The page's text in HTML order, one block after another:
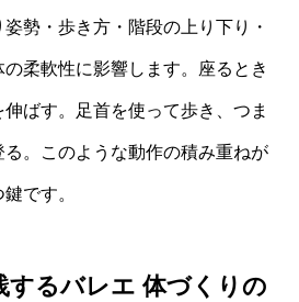
勢・歩き方・階段の上り下り・
柔軟性に影響します。座るとき
ばす。足首を使って歩き、つま
。このような動作の積み重ねが
です。
するバレエ 体づくりの